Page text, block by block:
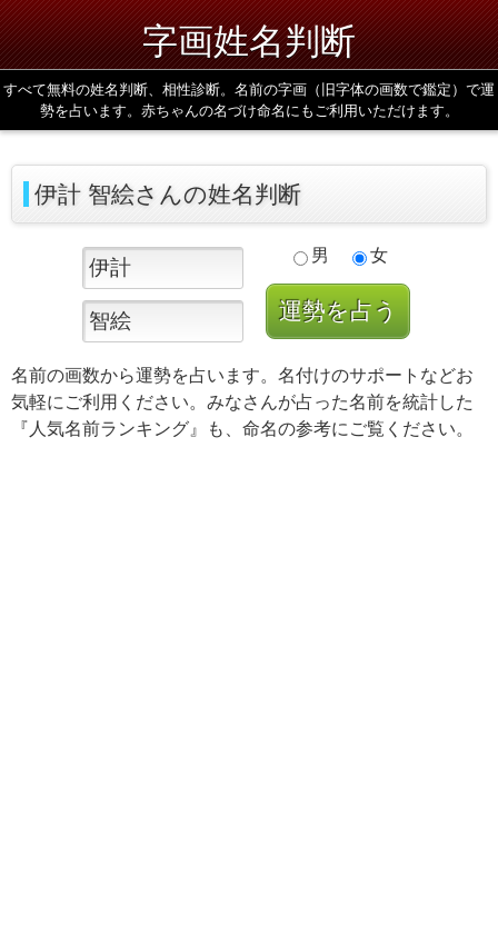
字画姓名判断
すべて無料の姓名判断、相性診断。名前の字画（旧字体の画数で鑑定）で運
勢を占います。赤ちゃんの名づけ命名にもご利用いただけます。
伊計 智絵さんの姓名判断
男 女
名前の画数から運勢を占います。名付けのサポートなどお
気軽にご利用ください。みなさんが占った名前を統計した
『人気名前ランキング』も、命名の参考にご覧ください。